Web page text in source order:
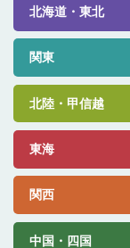
北海道・東北
関東
北陸・甲信越
東海
関西
中国・四国